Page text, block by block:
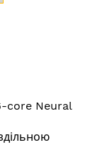
core Neural